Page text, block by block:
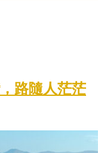
路隨人茫茫